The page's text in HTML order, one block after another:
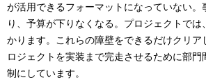
が活用できるフォーマットになっていない。
り、予算が下りなくなる。プロジェクトで
かります。これらの障壁をできるだけクリア
ロジェクトを実装まで完走させるために部
制にしています。